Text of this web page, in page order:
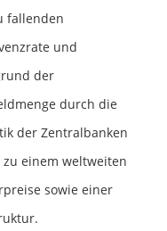
fallenden
und
der
durch die
der Zentralbanken
einem weltweiten
sowie einer